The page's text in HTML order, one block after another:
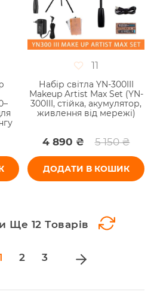
11
Набір світла YN-300III
Makeup Artist Max Set (YN-
300III, стійка, акумулятор,
живлення від мережі)
4 890 ₴ 5 150 ₴
ДОДАТИ В КОШИК
Ще 12 Товарів
2 3